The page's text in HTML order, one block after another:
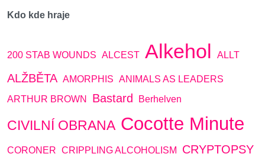
Kdo kde hraje
200 STAB WOUNDS ALCEST Alkehol ALLT
ALŽBĚTA AMORPHIS ANIMALS AS LEADERS
ARTHUR BROWN
Bastard Berhelven
CIVILNÍ OBRANA Cocotte Minute
CORONER CRIPPLING ALCOHOLISM CRYPTOPSY